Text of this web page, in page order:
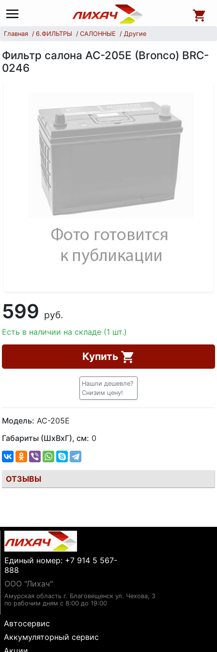
Главная 6.ФИЛЬТРЫ САЛОННЫЕ Другие
Фильтр салона AC-205Е (Bronco) BRC-
0246
599 руб.
Есть в наличии на складе (1 шт.)
Купить
Нашли дешевле?
Снизим цену!
Модель: AC-205Е
Габариты (ШхВхГ), см: 0
ОТЗЫВЫ
Единый номер: +7 914 5 567-
888
ООО "Лихач"
Амурская область г. Благовещенск ул. Чехова, 3
по рабочим дням с 8:00 до 19:00
Автосервис
Аккумуляторный сервис